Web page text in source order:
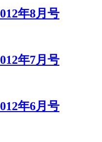
年8月号
年7月号
年6月号